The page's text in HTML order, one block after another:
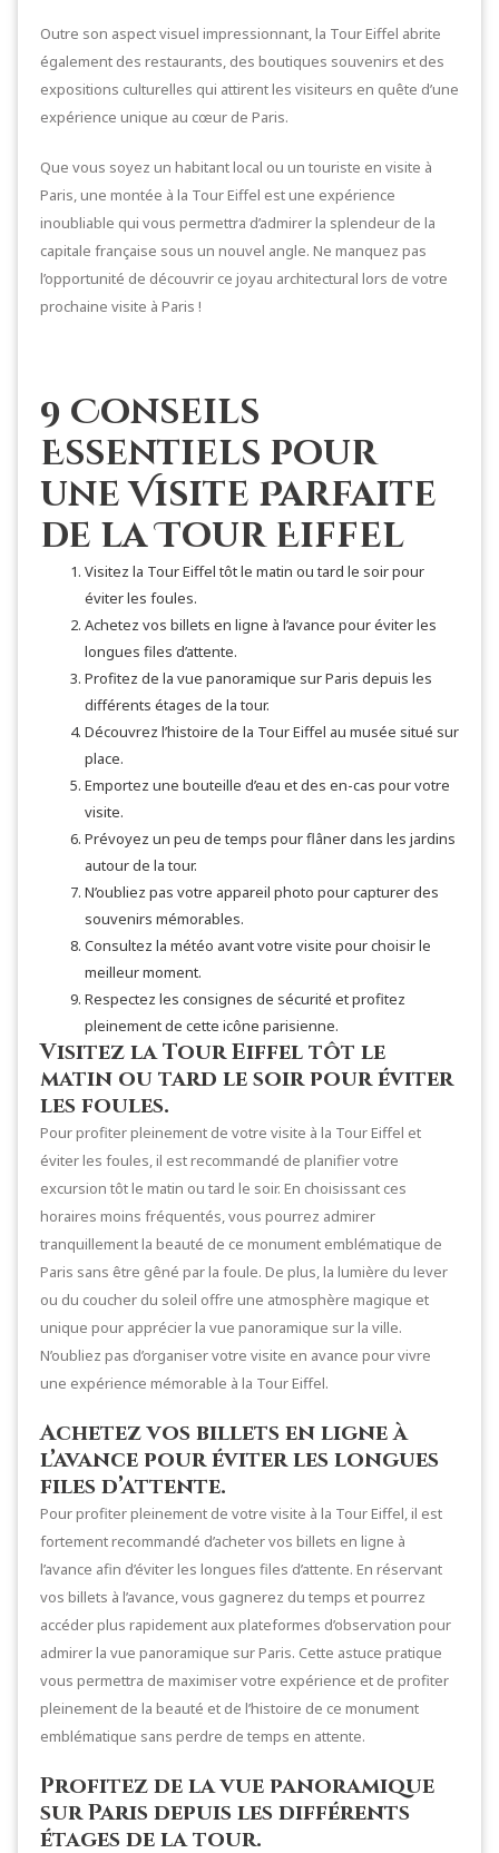
Outre son aspect visuel impressionnant, la Tour Eiffel abrite
également des restaurants, des boutiques souvenirs et des
expositions culturelles qui attirent les visiteurs en quête d’une
expérience unique au cœur de Paris.
Que vous soyez un habitant local ou un touriste en visite à
Paris, une montée à la Tour Eiffel est une expérience
inoubliable qui vous permettra d’admirer la splendeur de la
capitale française sous un nouvel angle. Ne manquez pas
l’opportunité de découvrir ce joyau architectural lors de votre
prochaine visite à Paris !
9 Conseils
Essentiels pour
une Visite Parfaite
de la Tour Eiffel
Visitez la Tour Eiffel tôt le matin ou tard le soir pour
éviter les foules.
Achetez vos billets en ligne à l’avance pour éviter les
longues files d’attente.
Profitez de la vue panoramique sur Paris depuis les
différents étages de la tour.
Découvrez l’histoire de la Tour Eiffel au musée situé sur
place.
Emportez une bouteille d’eau et des en-cas pour votre
visite.
Prévoyez un peu de temps pour flâner dans les jardins
autour de la tour.
N’oubliez pas votre appareil photo pour capturer des
souvenirs mémorables.
Consultez la météo avant votre visite pour choisir le
meilleur moment.
Respectez les consignes de sécurité et profitez
pleinement de cette icône parisienne.
Visitez la Tour Eiffel tôt le
matin ou tard le soir pour éviter
les foules.
Pour profiter pleinement de votre visite à la Tour Eiffel et
éviter les foules, il est recommandé de planifier votre
excursion tôt le matin ou tard le soir. En choisissant ces
horaires moins fréquentés, vous pourrez admirer
tranquillement la beauté de ce monument emblématique de
Paris sans être gêné par la foule. De plus, la lumière du lever
ou du coucher du soleil offre une atmosphère magique et
unique pour apprécier la vue panoramique sur la ville.
N’oubliez pas d’organiser votre visite en avance pour vivre
une expérience mémorable à la Tour Eiffel.
Achetez vos billets en ligne à
l’avance pour éviter les longues
files d’attente.
Pour profiter pleinement de votre visite à la Tour Eiffel, il est
fortement recommandé d’acheter vos billets en ligne à
l’avance afin d’éviter les longues files d’attente. En réservant
vos billets à l’avance, vous gagnerez du temps et pourrez
accéder plus rapidement aux plateformes d’observation pour
admirer la vue panoramique sur Paris. Cette astuce pratique
vous permettra de maximiser votre expérience et de profiter
pleinement de la beauté et de l’histoire de ce monument
emblématique sans perdre de temps en attente.
Profitez de la vue panoramique
sur Paris depuis les différents
étages de la tour.